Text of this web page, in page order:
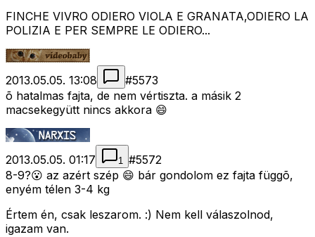
FINCHE VIVRO ODIERO VIOLA E GRANATA,ODIERO LA
POLIZIA E PER SEMPRE LE ODIERO...
2013.05.05. 13:08 #5573
õ hatalmas fajta, de nem vértiszta. a másik 2
macsekegyütt nincs akkora 😄
2013.05.05. 01:17 1 #5572
8-9?😮 az azért szép 😄 bár gondolom ez fajta függõ,
enyém télen 3-4 kg
Értem én, csak leszarom. :) Nem kell válaszolnod,
igazam van.